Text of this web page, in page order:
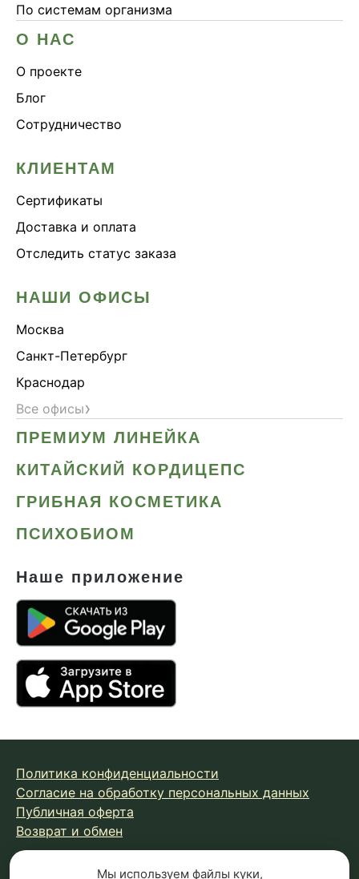
По системам организма
О НАС
О проекте
Блог
Сотрудничество
КЛИЕНТАМ
Сертификаты
Доставка и оплата
Отследить статус заказа
НАШИ ОФИСЫ
Москва
Санкт-Петербург
Краснодар
Все офисы›
ПРЕМИУМ ЛИНЕЙКА
КИТАЙСКИЙ КОРДИЦЕПС
ГРИБНАЯ КОСМЕТИКА
ПСИХОБИОМ
Наше приложение
Политика конфиденциальности
Согласие на обработку персональных данных
Публичная оферта
Возврат и обмен
Мы используем файлы куки,